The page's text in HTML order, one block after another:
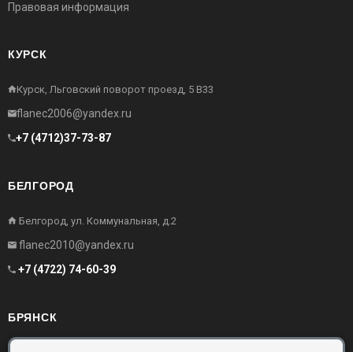
Правовая информация
КУРСК
Курск, Льговский поворот проезд, 5 В33
flanec2006@yandex.ru
+7 (4712)37-73-87
БЕЛГОРОД
Белгород, ул. Коммунальная, д.2
flanec2010@yandex.ru
+7 (4722) 74-60-39
БРЯНСК